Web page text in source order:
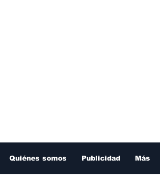
Quiénes somos Publicidad Más